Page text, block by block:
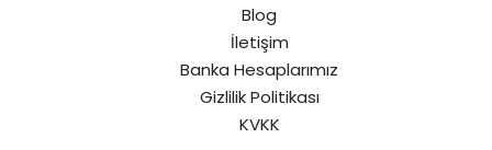
Blog
İletişim
Banka Hesaplarımız
Gizlilik Politikası
KVKK